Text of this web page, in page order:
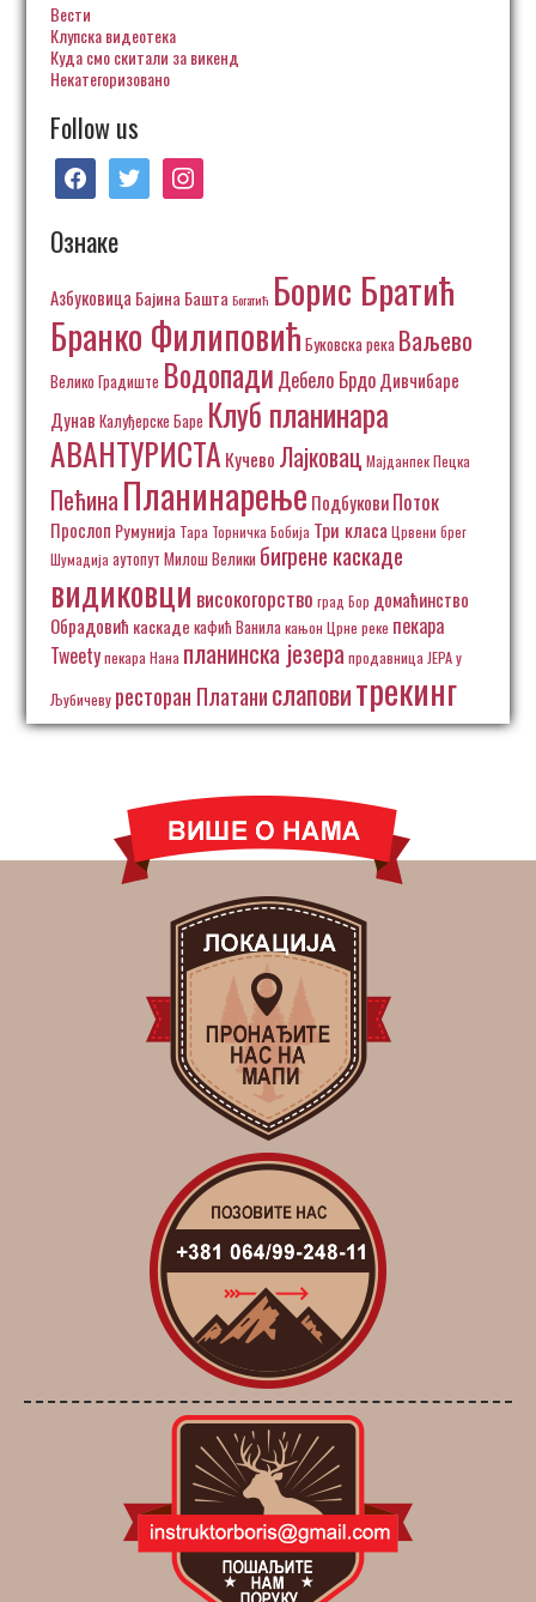
Вести
Клупска видеотека
Куда смо скитали за викенд
Некатегоризовано
Follow us
facebooktwitter instagram
Ознаке
Азбуковица Бајина Башта Богатић Борис Братић
Бранко Филиповић Буковска река Ваљево
Велико Градиште Водопади Дебело БрдоДивчибаре
Дунав Калуђерске Баре Клуб планинара
АВАНТУРИСТА Кучево Лајковац Мајданпек Пецка
Пећина Планинарење ПодбуковиПоток
Прослоп Румунија Тара Торничка Бобија Три класа Црвени брег
Шумадија аутопут Милош Велики бигрене каскаде
видиковци високогорство град Бор домаћинство
Обрадовић каскаде кафић Ванилакањон Црне реке пекара
Tweetyпекара Нана планинска језера продавница ЈЕРА у
Љубичеву ресторан Платанислаповитрекинг